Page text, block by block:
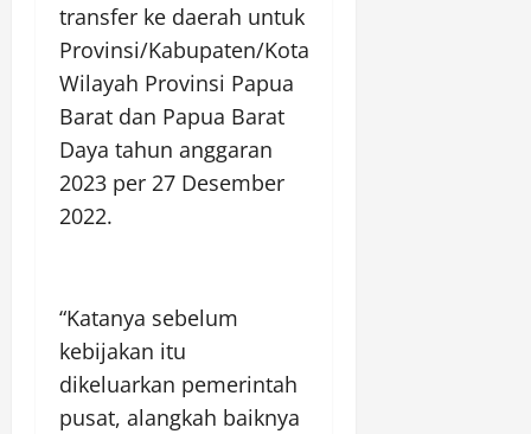
transfer ke daerah untuk
Provinsi/Kabupaten/Kota
Wilayah Provinsi Papua
Barat dan Papua Barat
Daya tahun anggaran
2023 per 27 Desember
2022.
“Katanya sebelum
kebijakan itu
dikeluarkan pemerintah
pusat, alangkah baiknya